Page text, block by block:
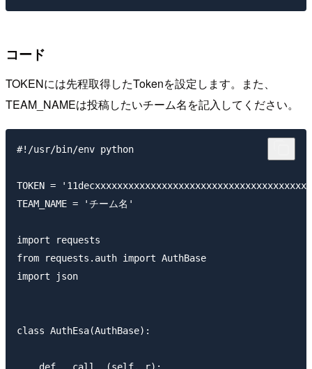
コード
TOKENには先程取得したTokenを設定します。また、
TEAM_NAMEは投稿したいチーム名を記入してください。
#!/usr/bin/env python
TOKEN =
TEAM_NAME = 'チーム名'
import requests
from requests.auth import AuthBase
import json
class AuthEsa(AuthBase):